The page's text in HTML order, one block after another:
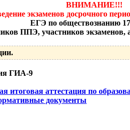
ВНИМАНИЕ!!!
экзаменов досрочного
ЕГЭ по обществознанию
ППЭ, участников
ГИА-9
итоговая аттестация по
документы